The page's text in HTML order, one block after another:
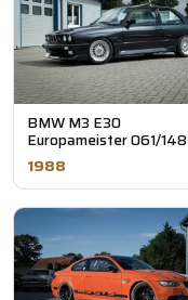
BMW M3 E30
Europameister 061/148
1988